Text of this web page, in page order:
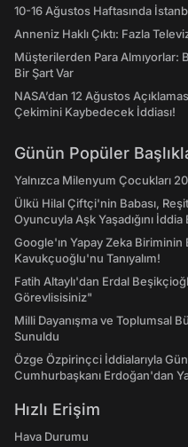
10-16 Ağustos Haftasında
Anneniz Haklı Çıktı: Fazla
Müşterilerden Para Almıyorlar:
Bir Şart Var
NASA’dan 12 Ağustos
Çekimini Kaybedecek İddiası!
Günün Popüler
Yalnızca Milenyum Çocukları
Ülkü Hilal Çiftçi'nin Babası,
Oyuncuyla Aşk Yaşadığını İddia
Google'ın Yapay Zeka Biriminin
Kavukçuoğlu'nu Tanıyalım!
Fatih Altaylı'dan Erdal
Görevlisisiniz"
Milli Dayanışma ve Toplumsal
Sunuldu
Özge Özpirinçci İddialarıyla
Cumhurbaşkanı Erdoğan'dan
Hızlı Erişim
Hava Durumu